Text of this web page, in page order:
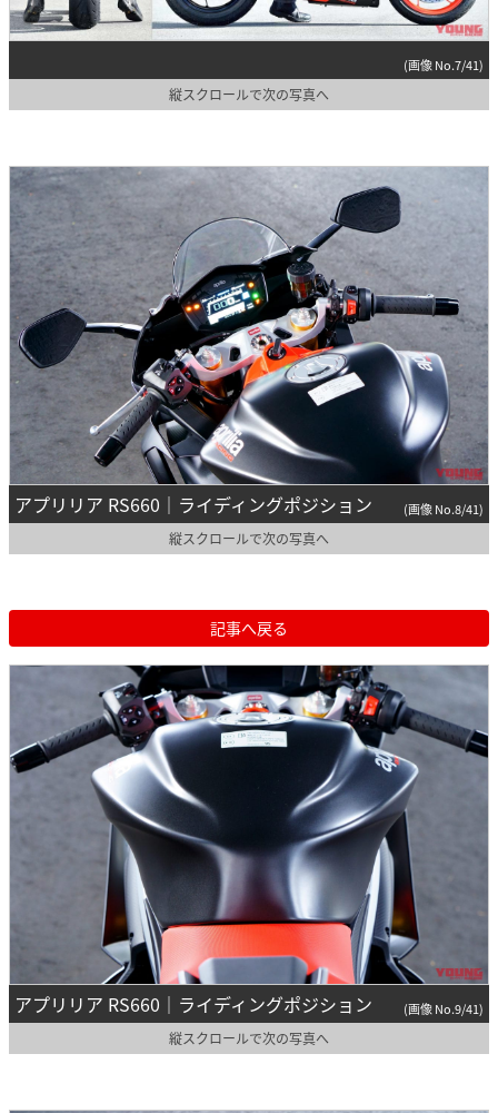
(画像 No.7/41)
縦スクロールで次の写真へ
アプリリア RS660｜ライディングポジション (画像 No.8/41)
縦スクロールで次の写真へ
記事へ戻る
アプリリア RS660｜ライディングポジション (画像 No.9/41)
縦スクロールで次の写真へ